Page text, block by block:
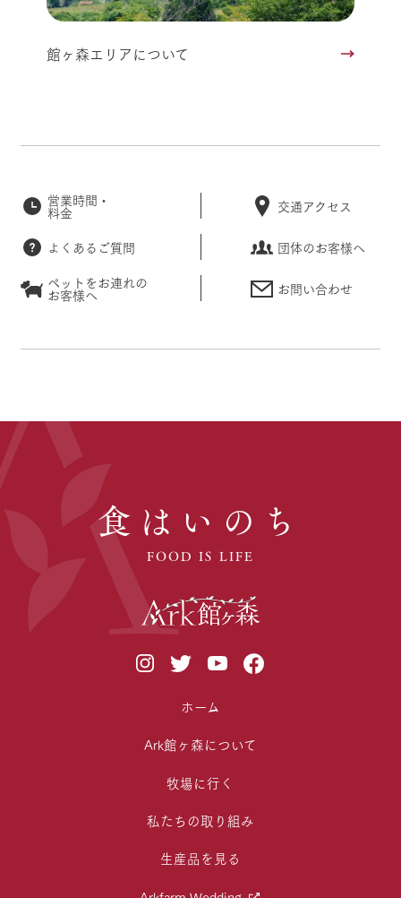
館ヶ森エリアについて
営業時間・
料金 交通アクセス
よくあるご質問
団体のお客様へ
ペットをお連れの
お客様へ お問い合わせ
食はいのち
FOOD IS LIFE
ホーム
Ark館ヶ森について
牧場に行く
私たちの取り組み
生産品を見る